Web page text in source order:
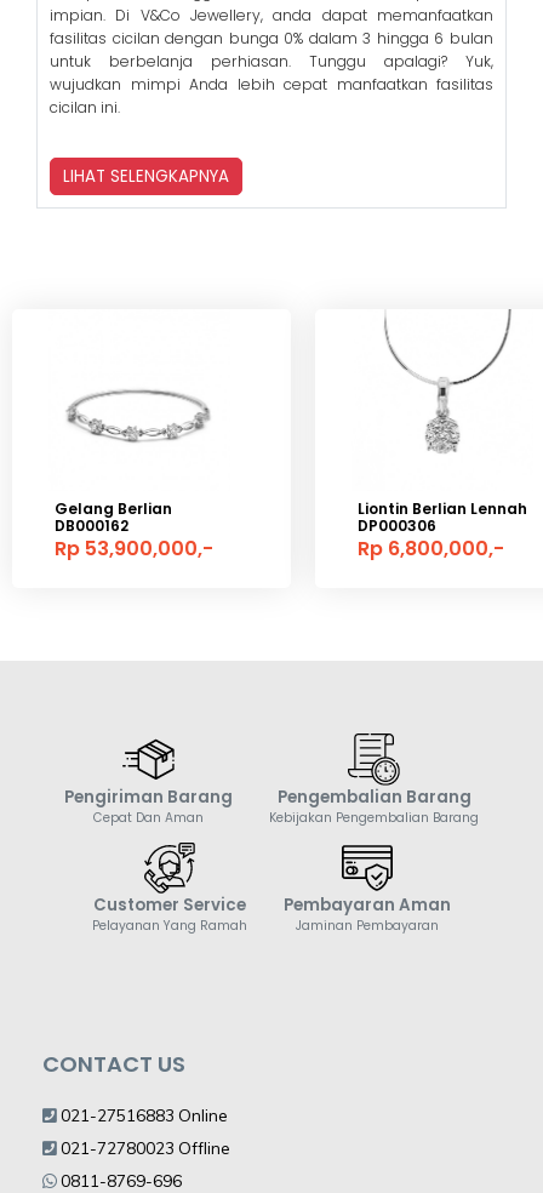
impian. Di V&Co Jewellery, anda dapat memanfaatkan
fasilitas cicilan dengan bunga 0% dalam 3 hingga 6 bulan
untuk berbelanja perhiasan. Tunggu apalagi? Yuk,
wujudkan mimpi Anda lebih cepat manfaatkan fasilitas
cicilan ini.
LIHAT SELENGKAPNYA
Gelang Berlian
DB000162
Rp 53,900,000,-
Liontin Berlian Lennah
DP000306
Rp 6,800,000,-
Pengiriman Barang
Cepat Dan Aman
Pengembalian Barang
Kebijakan Pengembalian Barang
Customer Service
Pelayanan Yang Ramah
Pembayaran Aman
Jaminan Pembayaran
CONTACT US
021-27516883 Online
021-72780023 Offline
0811-8769-696